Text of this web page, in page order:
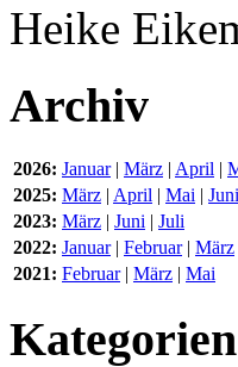
Heike
Archiv
2026: Januar| März | April |
2025: März | April | Mai | Juni
2023: März | Juni | Juli
2022: Januar| Februar| März
2021: Februar| März | Mai
Kategorien